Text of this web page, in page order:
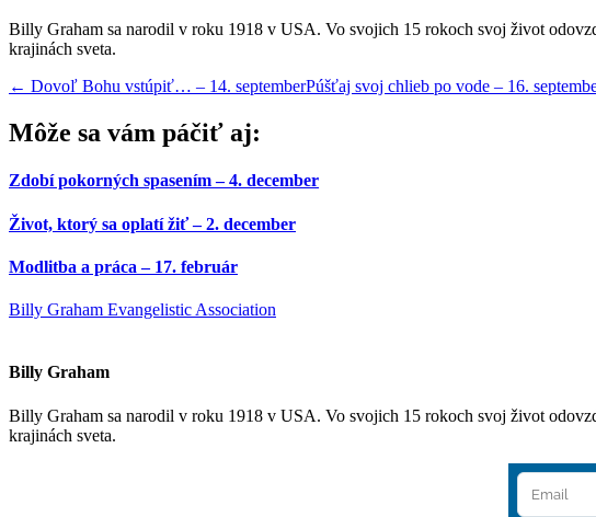
Billy Graham sa narodil v roku 1918 v USA. Vo svojich 15 rokoch svoj život
krajinách sveta.
← Dovoľ Bohu vstúpiť… – 14. septemberPúšťaj svoj chlieb po vode – 16.
Môže sa vám páčiť aj:
Zdobí pokorných spasením – 4. december
Život, ktorý sa oplatí žiť – 2. december
Modlitba a práca – 17. február
Billy Graham Evangelistic Association
Billy Graham
Billy Graham sa narodil v roku 1918 v USA. Vo svojich 15 rokoch svoj život
krajinách sveta.